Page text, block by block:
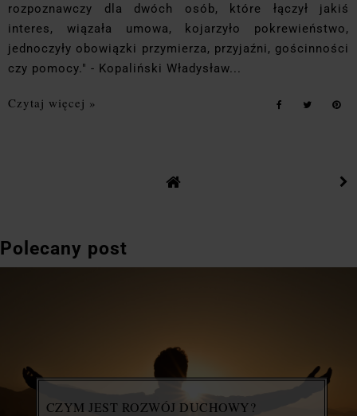
rozpoznawczy dla dwóch osób, które łączył jakiś
interes, wiązała umowa, kojarzyło pokrewieństwo,
jednoczyły obowiązki przymierza, przyjaźni, gościnności
czy pomocy." - Kopaliński Władysław...
Czytaj więcej »
Polecany post
CZYM JEST ROZWÓJ DUCHOWY?